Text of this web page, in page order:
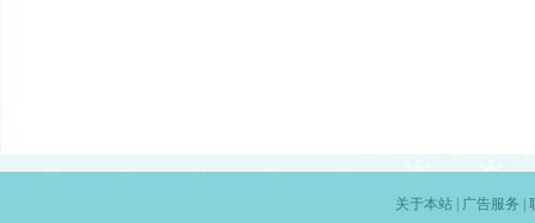
关于本站| 广告服务